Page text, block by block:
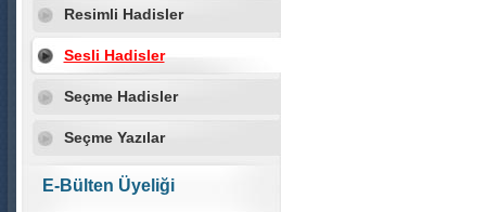
Resimli Hadisler
Sesli Hadisler
Seçme Hadisler
Seçme Yazılar
E-Bülten Üyeliği